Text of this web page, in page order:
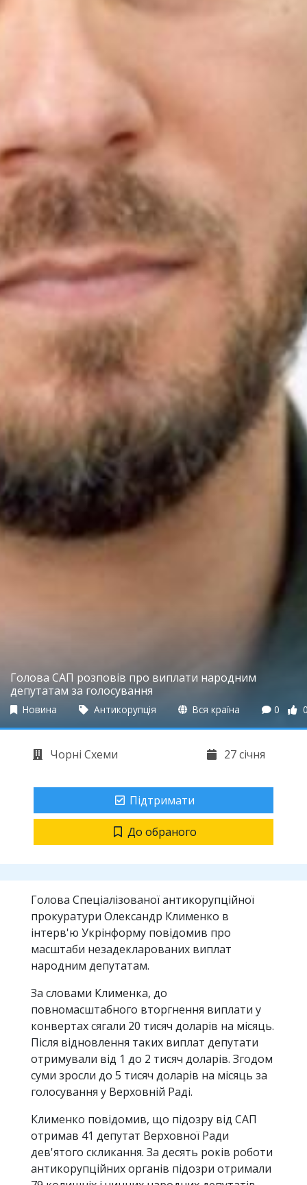
Голова САП розповів про виплати народним
депутатам за голосування
Новина Антикорупція Вся країна 0
Чорні Схеми 27 січня
Підтримати
До обраного
Голова Спеціалізованої антикорупційної
прокуратури Олександр Клименко в
інтерв'ю Укрінформу повідомив про
масштаби незадекларованих виплат
народним депутатам.
За словами Клименка, до
повномасштабного вторгнення виплати у
конвертах сягали 20 тисяч доларів на місяць.
Після відновлення таких виплат депутати
отримували від 1 до 2 тисяч доларів. Згодом
суми зросли до 5 тисяч доларів на місяць за
голосування у Верховній Раді.
Клименко повідомив, що підозру від САП
отримав 41 депутат Верховної Ради
дев'ятого скликання. За десять років роботи
антикорупційних органів підозри отримали